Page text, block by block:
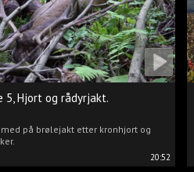
20:52
5, Hjort og rådyrjakt.
på brølejakt etter kronhjort og